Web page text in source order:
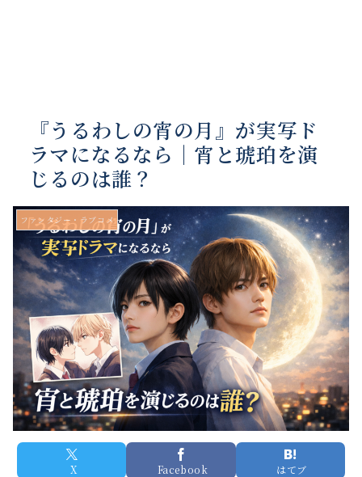
『うるわしの宵の月』が実写ド
ラマになるなら｜宵と琥珀を演
じるのは誰？
ファンタジー・ラブコメ
X Facebook はてブ